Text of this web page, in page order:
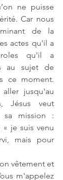
ne puisse
Car nous
de la
actes qu'il a
qu'il a
au sujet de
ce moment.
jusqu'au
Jésus veut
mission :
je suis venu
mais pour
vêtement et
m'appelez